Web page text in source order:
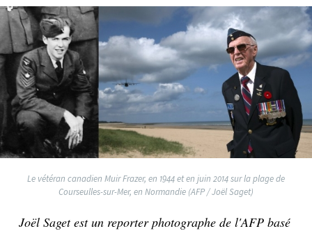
Le vétéran canadien Muir Frazer, en 1944 et en juin 2014 sur la plage de
Courseulles-sur-Mer, en Normandie (AFP / Joël Saget)
Joël Saget est un reporter photographe de l'AFP basé